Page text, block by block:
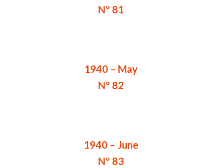
Nº 81
1940 – May
Nº 82
1940 – June
Nº 83